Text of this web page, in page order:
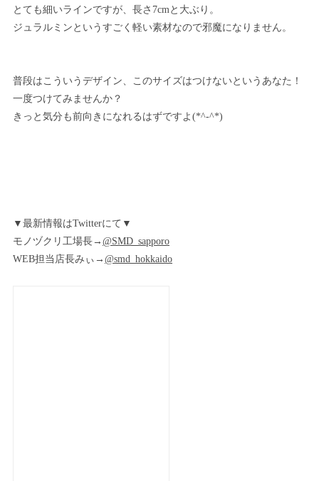
とても細いラインですが、長さ7cmと大ぶり。
ジュラルミンというすごく軽い素材なので邪魔になりません。
普段はこういうデザイン、このサイズはつけないというあなた！
一度つけてみませんか？
きっと気分も前向きになれるはずですよ(*^-^*)
▼最新情報はTwitterにて▼
モノヅクリ工場長→ @SMD_sapporo
WEB担当店長みぃ→ @smd_hokkaido